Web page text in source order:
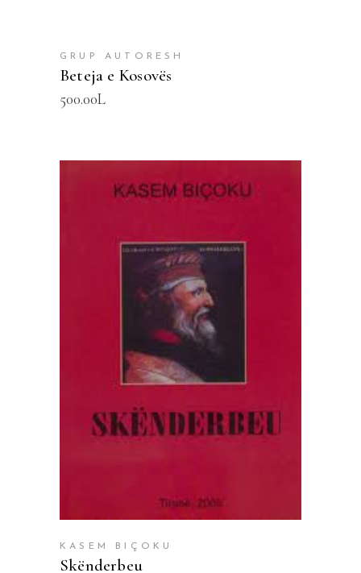
GRUP AUTORESH
Beteja e Kosovës
500.00L
SHTOJE NË SHPORTË
KASEM BIÇOKU
Skënderbeu